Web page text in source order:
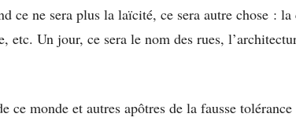
ce ne sera plus la laïcité, ce sera autre chose :
etc. Un jour, ce sera le nom des rues,
ce monde et autres apôtres de la fausse